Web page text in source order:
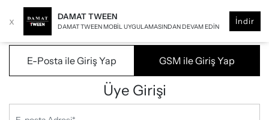
x DAMAT TWEEN
DAMAT TWEEN MOBIL UYGULAMASINDAN DEVAM EDIN
İndir
E-Posta ile Giriş Yap GSM ile Giriş Yap
Üye Girişi